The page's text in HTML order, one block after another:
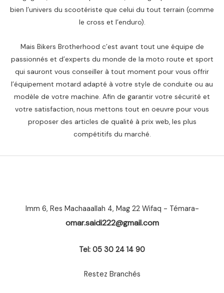
bien l’univers du scootériste que celui du tout terrain (comme
le cross et l’enduro).
Mais Bikers Brotherhood c’est avant tout une équipe de
passionnés et d’experts du monde de la moto route et sport
qui sauront vous conseiller à tout moment pour vous offrir
l’équipement motard adapté à votre style de conduite ou au
modèle de votre machine. Afin de garantir votre sécurité et
votre satisfaction, nous mettons tout en oeuvre pour vous
proposer des articles de qualité à prix web, les plus
compétitifs du marché.
Imm 6, Res Machaaallah 4, Mag 22 Wifaq - Témara-
omar.saidi222@gmail.com
Tel: 05 30 24 14 90
Restez Branchés